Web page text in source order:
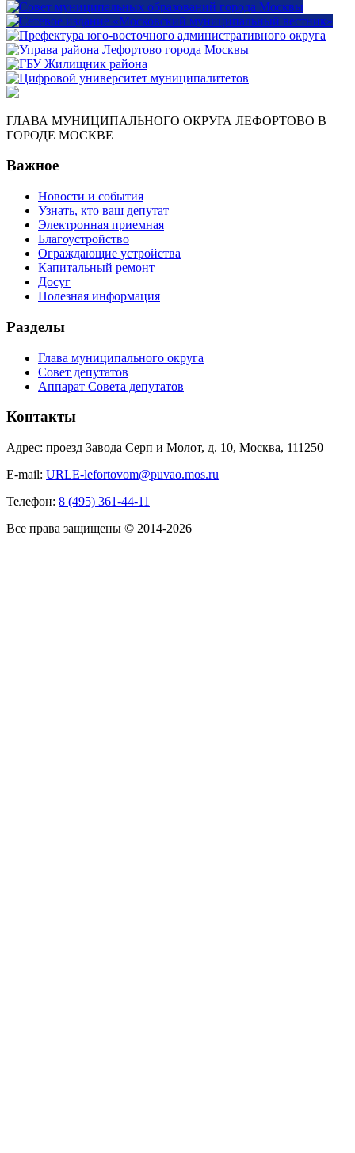
ГЛАВА МУНИЦИПАЛЬНОГО ОКРУГА ЛЕФОРТОВО В
ГОРОДЕ МОСКВЕ
Важное
Новости и события
Узнать, кто ваш депутат
Электронная приемная
Благоустройство
Ограждающие устройства
Капитальный ремонт
Досуг
Полезная информация
Разделы
Глава муниципального округа
Совет депутатов
Аппарат Совета депутатов
Контакты
Адрес: проезд Завода Серп и Молот, д. 10, Москва, 111250
E-mail: URLE-lefortovom@puvao.mos.ru
Телефон: 8 (495) 361-44-11
Все права защищены © 2014-2026